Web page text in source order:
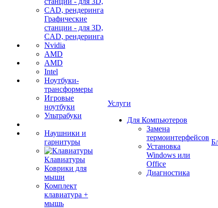
Графические
станции - для 3D,
CAD, рендеринга
Nvidia
AMD
AMD
Intel
Ноутбуки-
трансформеры
Игровые
ноутбуки
Ультрабуки
Наушники и
гарнитуры
Клавиатуры
Коврики для
мыши
Комплект
клавиатура +
мышь
Услуги
Для Компьютеров
Замена
термоинтерфейсов
Установка
Windows или
Office
Диагностика